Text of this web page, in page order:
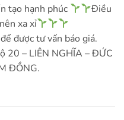
tạo hạnh phúc
Điều
xa xỉ
được tư vấn báo giá.
20 – LIÊN NGHĨA – ĐỨC
ĐỒNG.